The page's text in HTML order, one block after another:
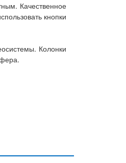
Качественное
кнопки
Колонки